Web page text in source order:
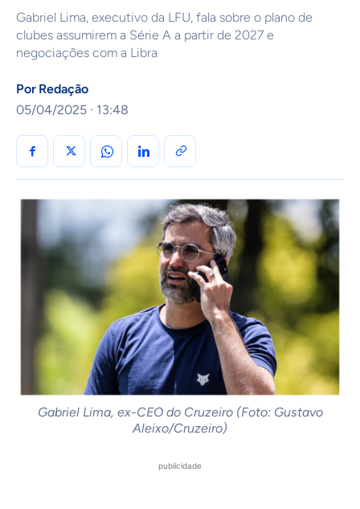
Gabriel Lima, executivo da LFU, fala sobre o plano de
clubes assumirem a Série A a partir de 2027 e
negociações com a Libra
Por Redação
05/04/2025 · 13:48
Gabriel Lima, ex-CEO do Cruzeiro (Foto: Gustavo
Aleixo/Cruzeiro)
publicidade